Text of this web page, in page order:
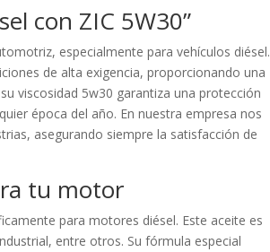
con ZIC 5W30”
especialmente para vehículos diésel.
de alta exigencia, proporcionando una
viscosidad 5w30 garantiza una protección
época del año. En nuestra empresa nos
asegurando siempre la satisfacción de
tu motor
para motores diésel. Este aceite es
entre otros. Su fórmula especial